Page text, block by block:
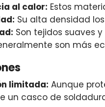
al calor: Estos
Su alta densidad
Son tejidos suaves
son más
limitada: Aunque
un casco de